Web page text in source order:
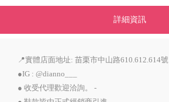
詳細資訊
📍實體店面地址: 苗栗市中山路610.612.614號
●IG : @dianno___
● 收受代理歡迎洽詢。 -